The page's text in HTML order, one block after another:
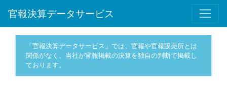
官報決算データサービス
「官報決算データサービス」では、官報や官報販売所とは
関係がなく、当社が官報掲載の決算を独自の判断で掲載し
ております。